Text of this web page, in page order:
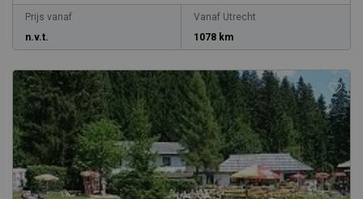
Prijs vanaf
n.v.t.
Vanaf Utrecht
1078 km